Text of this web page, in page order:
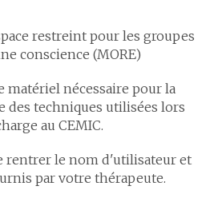
restreint pour les groupes
conscience (MORE)
matériel nécessaire pour la
des techniques utilisées lors
au CEMIC.
rentrer le nom d'utilisateur et
par votre thérapeute.